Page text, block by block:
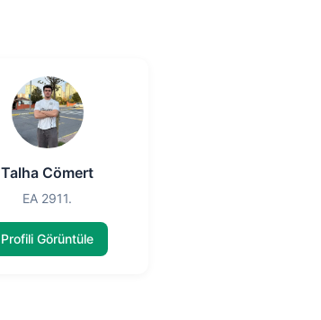
Talha Cömert
EA 2911.
Profili Görüntüle